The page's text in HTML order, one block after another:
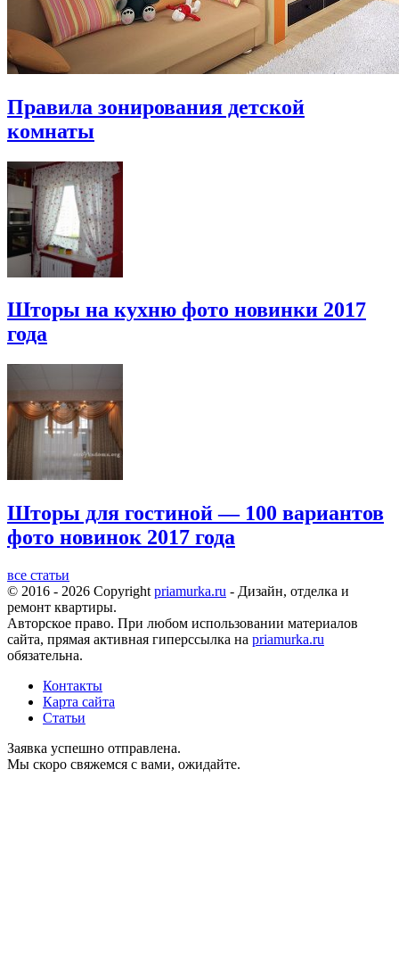
Правила зонирования детской
комнаты
Шторы на кухню фото новинки 2017
года
Шторы для гостиной — 100 вариантов
фото новинок 2017 года
все статьи
© 2016 - 2026 Copyright priamurka.ru - Дизайн, отделка и
ремонт квартиры.
Авторское право. При любом использовании материалов
сайта, прямая активная гиперссылка на priamurka.ru
обязательна.
Контакты
Карта сайта
Статьи
Заявка успешно отправлена.
Мы скоро свяжемся с вами, ожидайте.